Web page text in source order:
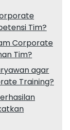
Tim?
Corporate
Tim?
agar
Training?